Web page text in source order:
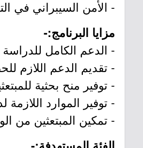
- الأمن السيبراني في
مزايا البرنامج:-
- الدعم الكامل
- تقديم الدعم اللازم
- توفير منح بحثية
- توفير الموارد اللازمة
- تمكين المبتعثين من